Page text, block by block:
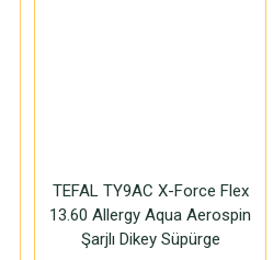
TEFAL TY9AC X-Force Flex
13.60 Allergy Aqua Aerospin
Şarjlı Dikey Süpürge